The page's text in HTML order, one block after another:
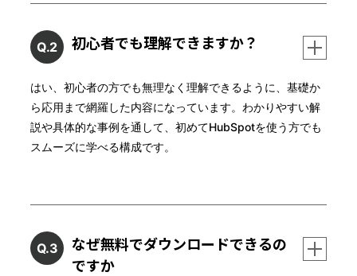
Q.2 初心者でも理解できますか？
はい、初心者の方でも無理なく理解できるように、基礎か
ら応用まで網羅した内容になっています。わかりやすい解
説や具体的な事例を通して、初めてHubSpotを使う方でも
スムーズに学べる構成です。
Q.3
なぜ無料でダウンロードできるの
ですか